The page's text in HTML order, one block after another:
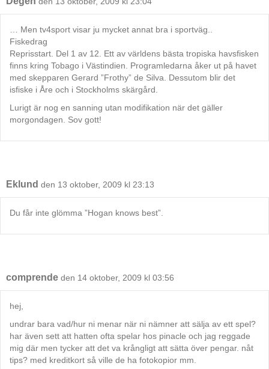
… Men tv4sport visar ju mycket annat bra i sportväg..
Fiskedrag
Reprisstart. Del 1 av 12. Ett av världens bästa tropiska havsfisken
finns kring Tobago i Västindien. Programledarna åker ut på havet
med skepparen Gerard ”Frothy” de Silva. Dessutom blir det
isfiske i Åre och i Stockholms skärgård.
Lurigt är nog en sanning utan modifikation när det gäller
morgondagen. Sov gott!
Eklund den 13 oktober, 2009 kl 23:13
Du får inte glömma ”Hogan knows best”.
comprende den 14 oktober, 2009 kl 03:56
hej,
undrar bara vad/hur ni menar när ni nämner att sälja av ett spel?
har även sett att hatten ofta spelar hos pinacle och jag reggade
mig där men tycker att det va krångligt att sätta över pengar. nåt
tips? med kreditkort så ville de ha fotokopior mm.